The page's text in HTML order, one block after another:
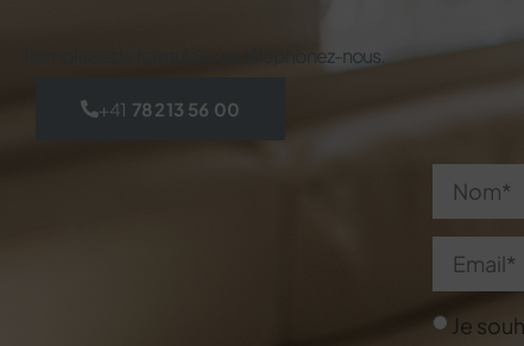
Remplissez le formulaire ou téléphonez-nous.
+41 78 213 56 00
Je